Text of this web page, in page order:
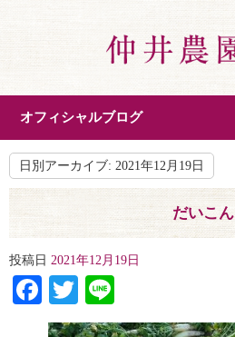
オフィシャルブログ
日別アーカイブ: 2021年12月19日
だいこん
投稿日 2021年12月19日
Facebook
Twitter